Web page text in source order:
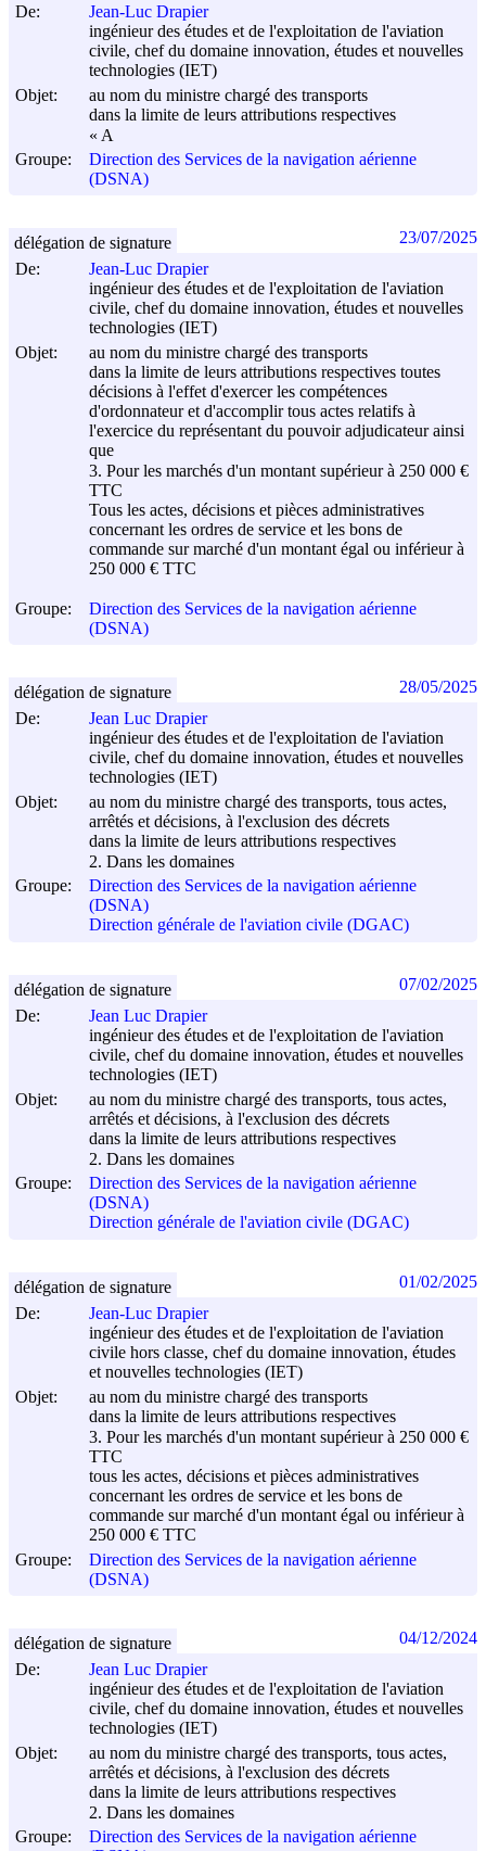
De:
Jean-Luc Drapier
ingénieur des études et de l'exploitation de l'aviation
civile, chef du domaine innovation, études et nouvelles
technologies (IET)
Objet:
au nom du ministre chargé des transports
dans la limite de leurs attributions respectives
« A
Groupe:
Direction des Services de la navigation aérienne
(DSNA)
De:
Jean-Luc Drapier
ingénieur des études et de l'exploitation de l'aviation
civile, chef du domaine innovation, études et nouvelles
technologies (IET)
Objet:
au nom du ministre chargé des transports
dans la limite de leurs attributions respectives toutes
décisions à l'effet d'exercer les compétences
d'ordonnateur et d'accomplir tous actes relatifs à
l'exercice du représentant du pouvoir adjudicateur ainsi
que
3. Pour les marchés d'un montant supérieur à 250 000 €
TTC
Tous les actes, décisions et pièces administratives
concernant les ordres de service et les bons de
commande sur marché d'un montant égal ou inférieur à
250 000 € TTC
Groupe:
Direction des Services de la navigation aérienne
(DSNA)
délégation de signature 23/07/2025
De:
Jean Luc Drapier
ingénieur des études et de l'exploitation de l'aviation
civile, chef du domaine innovation, études et nouvelles
technologies (IET)
Objet:
au nom du ministre chargé des transports, tous actes,
arrêtés et décisions, à l'exclusion des décrets
dans la limite de leurs attributions respectives
2. Dans les domaines
Groupe:
Direction des Services de la navigation aérienne
(DSNA)
Direction générale de l'aviation civile (DGAC)
délégation de signature 28/05/2025
De:
Jean Luc Drapier
ingénieur des études et de l'exploitation de l'aviation
civile, chef du domaine innovation, études et nouvelles
technologies (IET)
Objet:
au nom du ministre chargé des transports, tous actes,
arrêtés et décisions, à l'exclusion des décrets
dans la limite de leurs attributions respectives
2. Dans les domaines
Groupe:
Direction des Services de la navigation aérienne
(DSNA)
Direction générale de l'aviation civile (DGAC)
délégation de signature 07/02/2025
De:
Jean-Luc Drapier
ingénieur des études et de l'exploitation de l'aviation
civile hors classe, chef du domaine innovation, études
et nouvelles technologies (IET)
Objet:
au nom du ministre chargé des transports
dans la limite de leurs attributions respectives
3. Pour les marchés d'un montant supérieur à 250 000 €
TTC
tous les actes, décisions et pièces administratives
concernant les ordres de service et les bons de
commande sur marché d'un montant égal ou inférieur à
250 000 € TTC
Groupe:
Direction des Services de la navigation aérienne
(DSNA)
délégation de signature 01/02/2025
De:
Jean Luc Drapier
ingénieur des études et de l'exploitation de l'aviation
civile, chef du domaine innovation, études et nouvelles
technologies (IET)
Objet:
au nom du ministre chargé des transports, tous actes,
arrêtés et décisions, à l'exclusion des décrets
dans la limite de leurs attributions respectives
2. Dans les domaines
Groupe:
Direction des Services de la navigation aérienne
délégation de signature 04/12/2024